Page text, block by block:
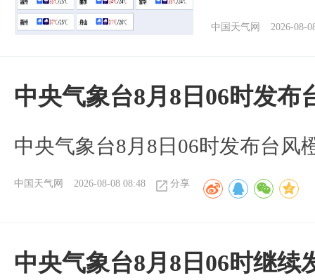
中国天气网 2026-08-
中央气象台8月8日06时发布
中央气象台8月8日06时发布台风
中国天气网 2026-08-08 08:48 分享
中央气象台8月8日06时继